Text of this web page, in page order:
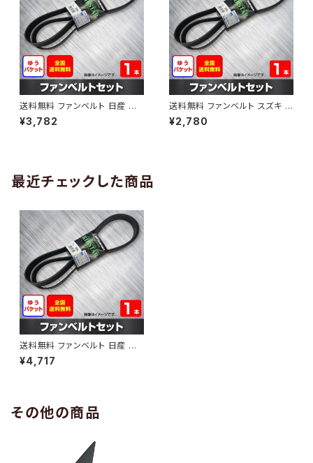
送料無料 ファンベルト 日産 キ
ューブ 型式Z12 H20.11～H24.
10 （国内トップメーカー） 1本 H
¥3,782
送料無料 ファンベルト スズキ ワ
ゴンR 型式MH34S H24.09～
H29.02 （国内トップメーカー）
¥2,780
最近チェックした商品
送料無料 ファンベルト 日産 キ
ャラバン 型式VWE25 H19.09
～H24.03 （国内トップメーカ
¥4,717
その他の商品